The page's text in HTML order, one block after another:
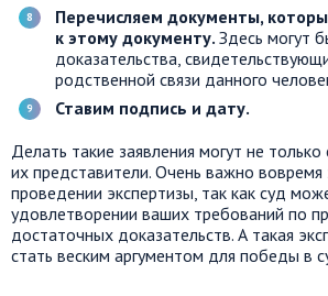
Перечисляем документы,
к этому документу. Здесь могут
доказательства,
родственной связи данного
Ставим подпись и дату.
Делать такие заявления могут не
их представители. Очень важно вовремя
проведении экспертизы, так как суд
удовлетворении ваших требований по
достаточных доказательств. А такая
стать веским аргументом для победы в